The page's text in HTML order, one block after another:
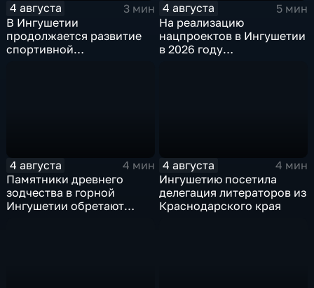
4 августа
3 мин
В Ингушетии
продолжается развитие
спортивной
4 августа
5 мин
На реализацию
нацпроектов в Ингушетии
в 2026 году
4 августа
4 мин
Памятники древнего
зодчества в горной
Ингушетии обретают
4 августа
4 мин
Ингушетию посетила
делегация литераторов из
Краснодарского края